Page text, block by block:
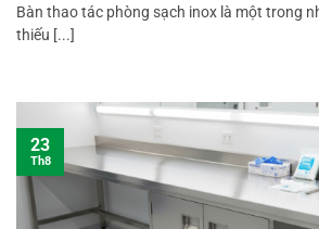
Bàn thao tác phòng sạch inox là một trong
thiếu [...]
23
Th8